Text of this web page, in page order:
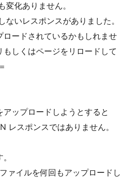
変化ありません。
ないレスポンスがありました。
ロードされているかもしれませ
しくはページをリロードして
ップロードしようとすると
レスポンスではありません。
ァイルを何回もアップロードし